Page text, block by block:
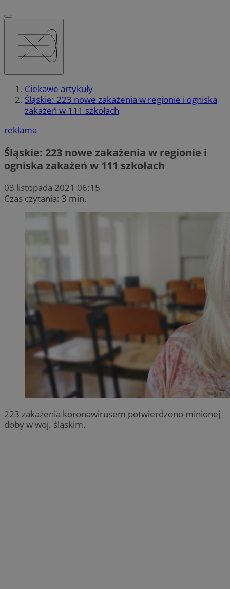
Ciekawe artykuły
Śląskie: 223 nowe zakażenia w regionie i ogniska
zakażeń w 111 szkołach
reklama
Śląskie: 223 nowe zakażenia w regionie i
ogniska zakażeń w 111 szkołach
03 listopada 2021 06:15
Czas czytania: 3 min.
223 zakażenia koronawirusem potwierdzono minionej
doby w woj. śląskim.